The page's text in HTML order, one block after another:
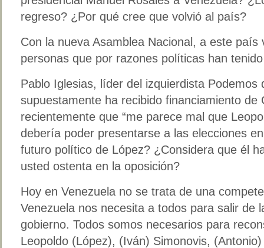
regreso? ¿Por qué cree que volvió al país?
Con la nueva Asamblea Nacional, a este país
personas que por razones políticas han
Pablo Iglesias, líder del izquierdista Podemos
supuestamente ha recibido financiamiento de
recientemente que “me parece mal que
debería poder presentarse a las elecciones
futuro político de López? ¿Considera que él
usted ostenta en la oposición?
Hoy en Venezuela no se trata de una
Venezuela nos necesita a todos para salir de
gobierno. Todos somos necesarios para
Leopoldo (López), (Iván) Simonovis,